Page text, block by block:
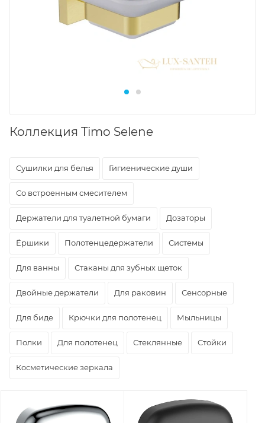
Коллекция Timo Selene
Сушилки для белья Гигиенические души
Со встроенным смесителем
Держатели для туалетной бумаги Дозаторы
Ёршики Полотенцедержатели Системы
Для ванны Стаканы для зубных щеток
Двойные держатели Для раковин Сенсорные
Для биде Крючки для полотенец Мыльницы
Полки Для полотенец Стеклянные Стойки
Косметические зеркала